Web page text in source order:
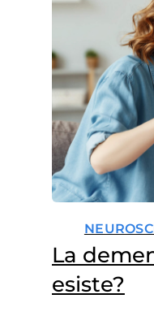
La
esiste?